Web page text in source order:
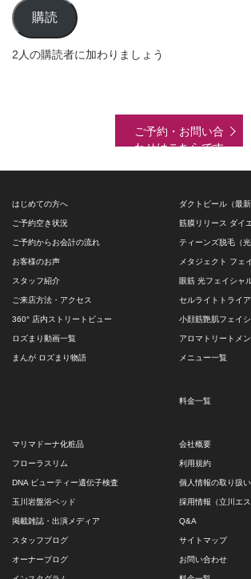
ル
ア
ド
レ
購読
2人の購読者に加わりましょう
ご予約・お問い合
わせはこちらです
はじめての方へ
ご予約空き状況
ご予約からお会計の流れ
お客様のお声
スタッフ紹介
ご来店方法・アクセス
360° 店内ストリートビュー
ロズまり動画一覧
まんが ロズまり物語
ダクトピール（最新
筋膜リリース ダイ
ティーンズ脱毛（光
メタジェクト フェ
眼筋 光フェイシャ
セルライトトライ
小顔筋艶肌フェイ
アロマトリートメン
メニュー一覧
料金一覧
マリマドーナ化粧品
フローラスリム
DNA ビューティー遺伝子検査
玉川岩盤浴ベッド
掲載雑誌・出演メディア
スタッフブログ
オーナーブログ
会社概要
利用規約
個人情報の取り扱
採用情報（立川エス
Q&A
サイトマップ
お問い合わせ